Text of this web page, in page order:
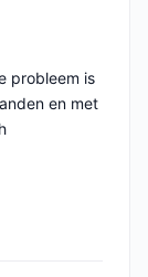
probleem is
en met